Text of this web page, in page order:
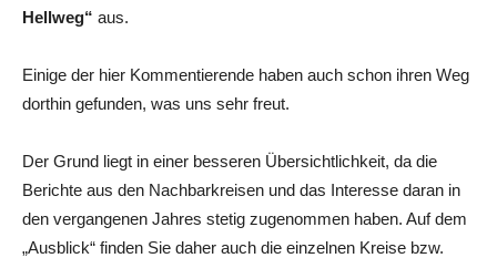
Hellweg“ aus.
Einige der hier Kommentierende haben auch schon ihren Weg
dorthin gefunden, was uns sehr freut.
Der Grund liegt in einer besseren Übersichtlichkeit, da die
Berichte aus den Nachbarkreisen und das Interesse daran in
den vergangenen Jahres stetig zugenommen haben. Auf dem
„Ausblick“ finden Sie daher auch die einzelnen Kreise bzw.